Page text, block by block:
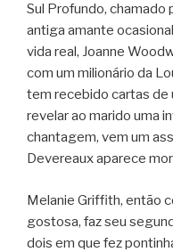
Sul Profundo, chamado
antiga amante
vida real, Joanne
com um milionário da
tem recebido cartas de
revelar ao marido uma
chantagem, vem um
Devereaux aparece
Melanie Griffith, então
gostosa, faz seu
dois em que fez